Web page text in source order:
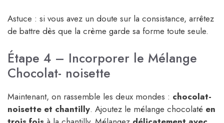
Astuce : si vous avez un doute sur la consistance, arrêtez
de battre dès que la crème garde sa forme toute seule.
Étape 4 – Incorporer le Mélange
Chocolat- noisette
Maintenant, on rassemble les deux mondes : chocolat-
noisette et chantilly. Ajoutez le mélange chocolaté en